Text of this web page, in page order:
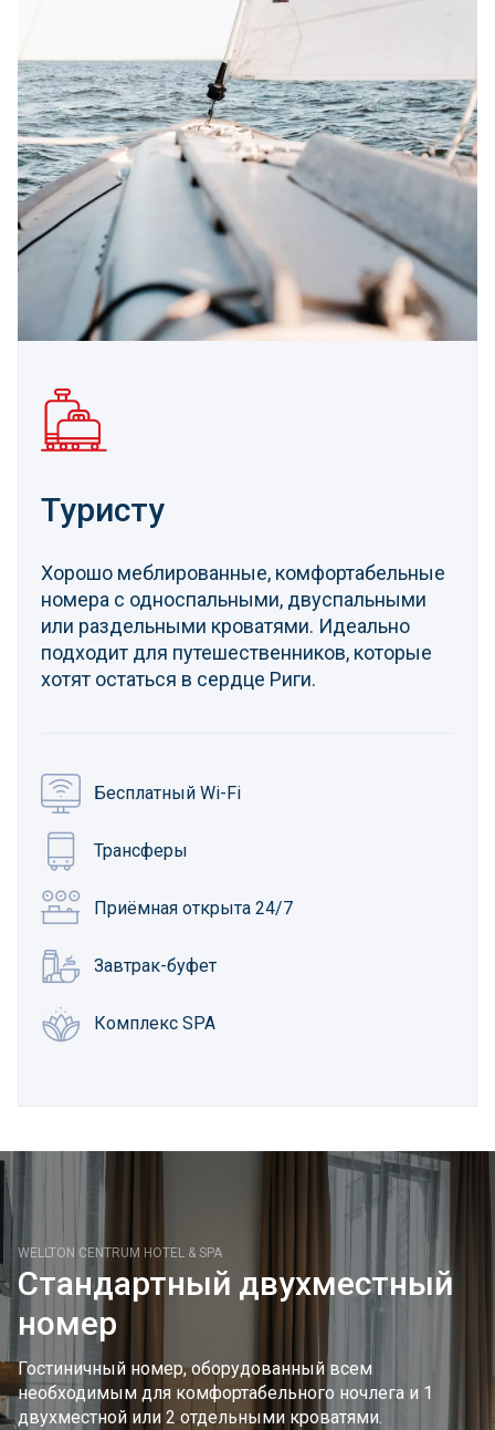
Туристу
Хорошо меблированные, комфортабельные
номера с односпальными, двуспальными
или раздельными кроватями. Идеально
подходит для путешественников, которые
хотят остаться в сердце Риги.
Бесплатный Wi-Fi
Трансферы
Приёмная открыта 24/7
Завтрак-буфет
Комплекс SPA
WELLTON CENTRUM HOTEL & SPA
Стандартный двухместный
номер
Гостиничный номер, оборудованный всем
необходимым для комфортабельного ночлега и 1
двухместной или 2 отдельными кроватями.